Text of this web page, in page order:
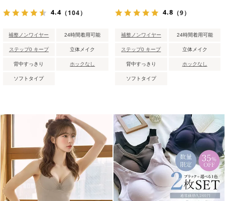
4.4（104）
補整ノンワイヤー 24時間着用可能
ステップ0 キープ 立体メイク
背中すっきり ホックなし
ソフトタイプ
4.8 （9）
補整ノンワイヤー 24時間着用可能
ステップ0 キープ 立体メイク
背中すっきり ホックなし
ソフトタイプ